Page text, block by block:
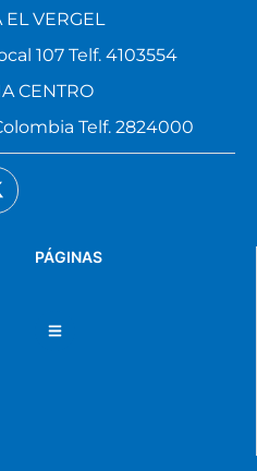
PÁGINAS
EL VERGEL
107 Telf. 4103554
CENTRO
Telf. 2824000